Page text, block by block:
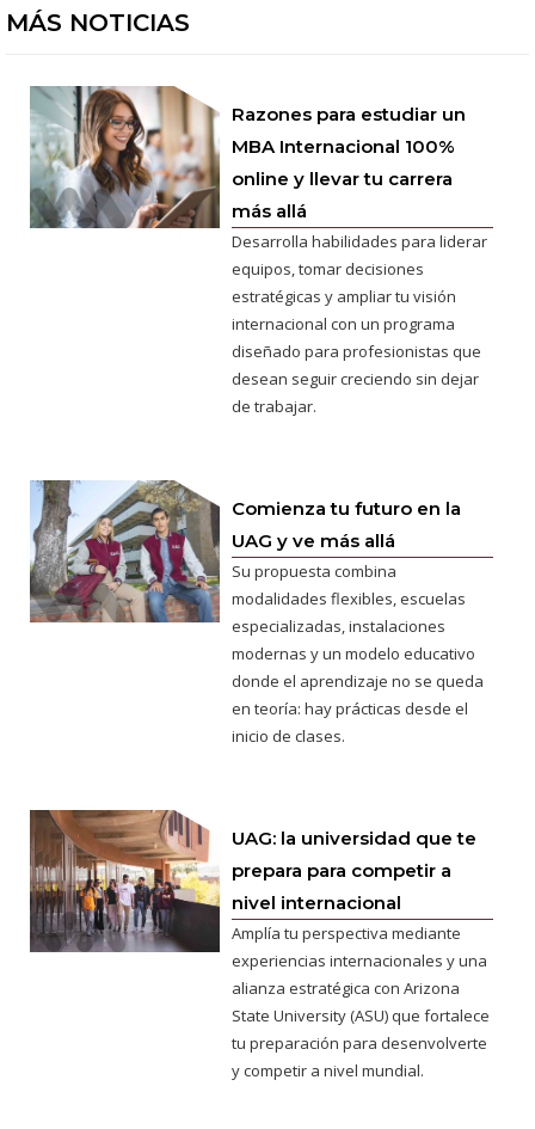
MÁS NOTICIAS
Razones para estudiar un
MBA Internacional 100%
online y llevar tu carrera
más allá
Desarrolla habilidades para liderar
equipos, tomar decisiones
estratégicas y ampliar tu visión
internacional con un programa
diseñado para profesionistas que
desean seguir creciendo sin dejar
de trabajar.
Comienza tu futuro en la
UAG y ve más allá
Su propuesta combina
modalidades flexibles, escuelas
especializadas, instalaciones
modernas y un modelo educativo
donde el aprendizaje no se queda
en teoría: hay prácticas desde el
inicio de clases.
UAG: la universidad que te
prepara para competir a
nivel internacional
Amplía tu perspectiva mediante
experiencias internacionales y una
alianza estratégica con Arizona
State University (ASU) que fortalece
tu preparación para desenvolverte
y competir a nivel mundial.